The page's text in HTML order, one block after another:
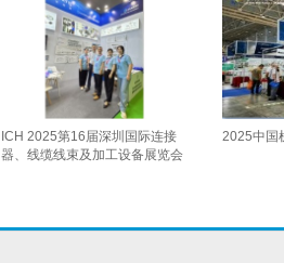
ICH 2025第16届深圳国际连接
器、线缆线束及加工设备展览会
2025中国